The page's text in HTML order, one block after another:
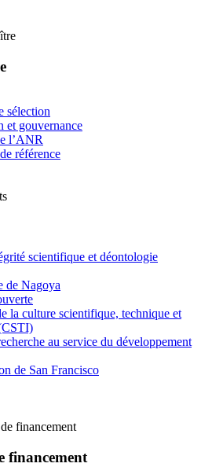
sélection
et gouvernance
l’ANR
référence
scientifique et déontologie
de Nagoya
la culture scientifique, technique et
au service du développement
de San Francisco
financement
financement